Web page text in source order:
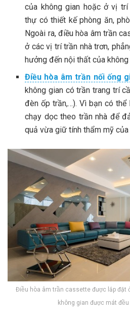
của không gian hoặc ở vị
thự có thiết kế phòng ăn,
Ngoài ra, điều hòa âm trần
ở các vị trí trần nhà trơn,
hưởng đến nội thất của không
Điều hòa âm trần nối ống
không gian có trần trang trí
đèn ốp trần,…). Vì bạn có
chạy dọc theo trần nhà để
quả vừa giữ tính thẩm mỹ
Điều hòa âm trần cassette được lắp đặt
không gian được mát đều